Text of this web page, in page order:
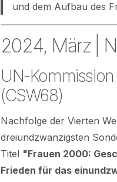
und dem Aufbau des
2024, März |
UN-
(CSW68)
Nachfolge der Vierten
dreiundzwanzigsten
Titel "Frauen 2000:
Frieden für das